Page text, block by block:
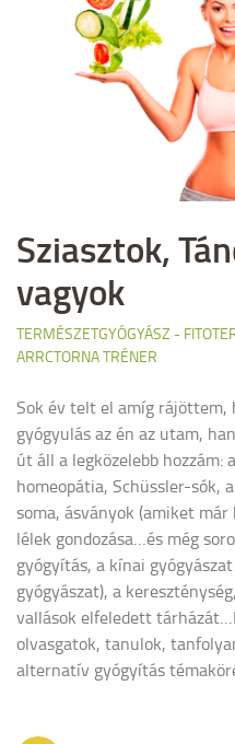
Sziasztok,
vagyok
TERMÉSZETGYÓGYÁSZ -
ARRCTORNA TRÉNER
Sok év telt el amíg rájöttem,
gyógyulás az én az utam,
út áll a legközelebb
homeopátia, Schüssler-sók,
soma, ásványok (amiket
lélek gondozása…és még
gyógyítás, a kínai
gyógyászat), a
vallások elfeledett
olvasgatok, tanulok,
alternatív gyógyítás